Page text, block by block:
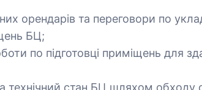
орендарів та переговори по
БЦ;
по підготовці приміщень для
технічний стан БЦ шляхом обходу